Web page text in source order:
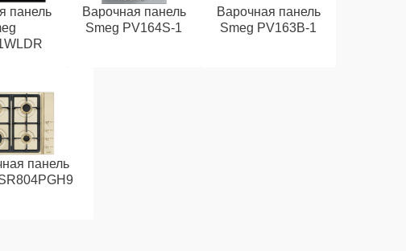
панель
Варочная панель
Smeg PV164S-1
Варочная панель
Smeg PV163B-1
панель